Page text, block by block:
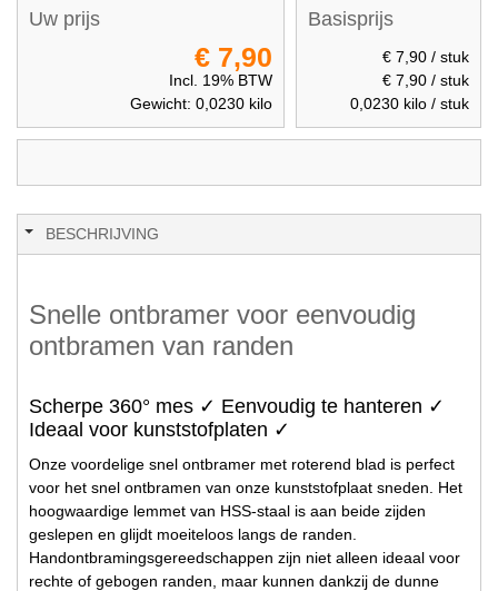
Basisprijs
€ 7,90/ stuk
€ 7,90/ stuk
0,0230 kilo / stuk
Uw prijs
€ 7,90
Incl. 19% BTW
Gewicht: 0,0230kilo
BESCHRIJVING
Snelle ontbramer voor eenvoudig
ontbramen van randen
Scherpe 360° mes ✓ Eenvoudig te hanteren ✓
Ideaal voor kunststofplaten ✓
Onze voordelige snel ontbramer met roterend blad is perfect
voor het snel ontbramen van onze kunststofplaat sneden. Het
hoogwaardige lemmet van HSS-staal is aan beide zijden
geslepen en glijdt moeiteloos langs de randen.
Handontbramingsgereedschappen zijn niet alleen ideaal voor
rechte of gebogen randen, maar kunnen dankzij de dunne